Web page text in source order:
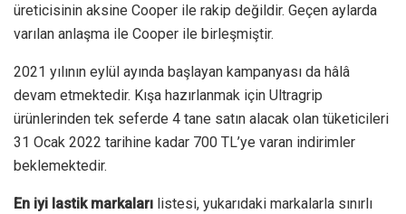
üreticisinin aksine Cooper ile rakip değildir. Geçen aylarda
varılan anlaşma ile Cooper ile birleşmiştir.
2021 yılının eylül ayında başlayan kampanyası da hâlâ
devam etmektedir. Kışa hazırlanmak için Ultragrip
ürünlerinden tek seferde 4 tane satın alacak olan tüketicileri
31 Ocak 2022 tarihine kadar 700 TL’ye varan indirimler
beklemektedir.
En iyi lastik markaları listesi, yukarıdaki markalarla sınırlı